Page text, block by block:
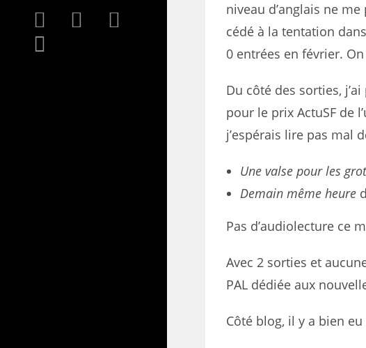
niveau d’anglais ne
cédé à la tentation
0 entrées en février.
Du côté des sorties,
pour le prix ActuSF de
j’espérais lire pas mal
Une valse pour les
Demain même heure
Pas d’audiolecture ce
Avec 2 sorties et
PAL dédiée aux
Côté blog, il y a bien